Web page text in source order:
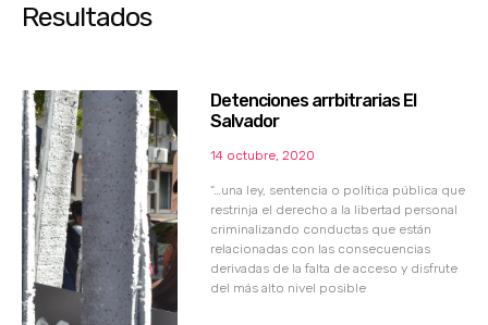
Resultados
Detenciones arrbitrarias El
Salvador
14 octubre, 2020
“…una ley, sentencia o política pública que
restrinja el derecho a la libertad personal
criminalizando conductas que están
relacionadas con las consecuencias
derivadas de la falta de acceso y disfrute
del más alto nivel posible